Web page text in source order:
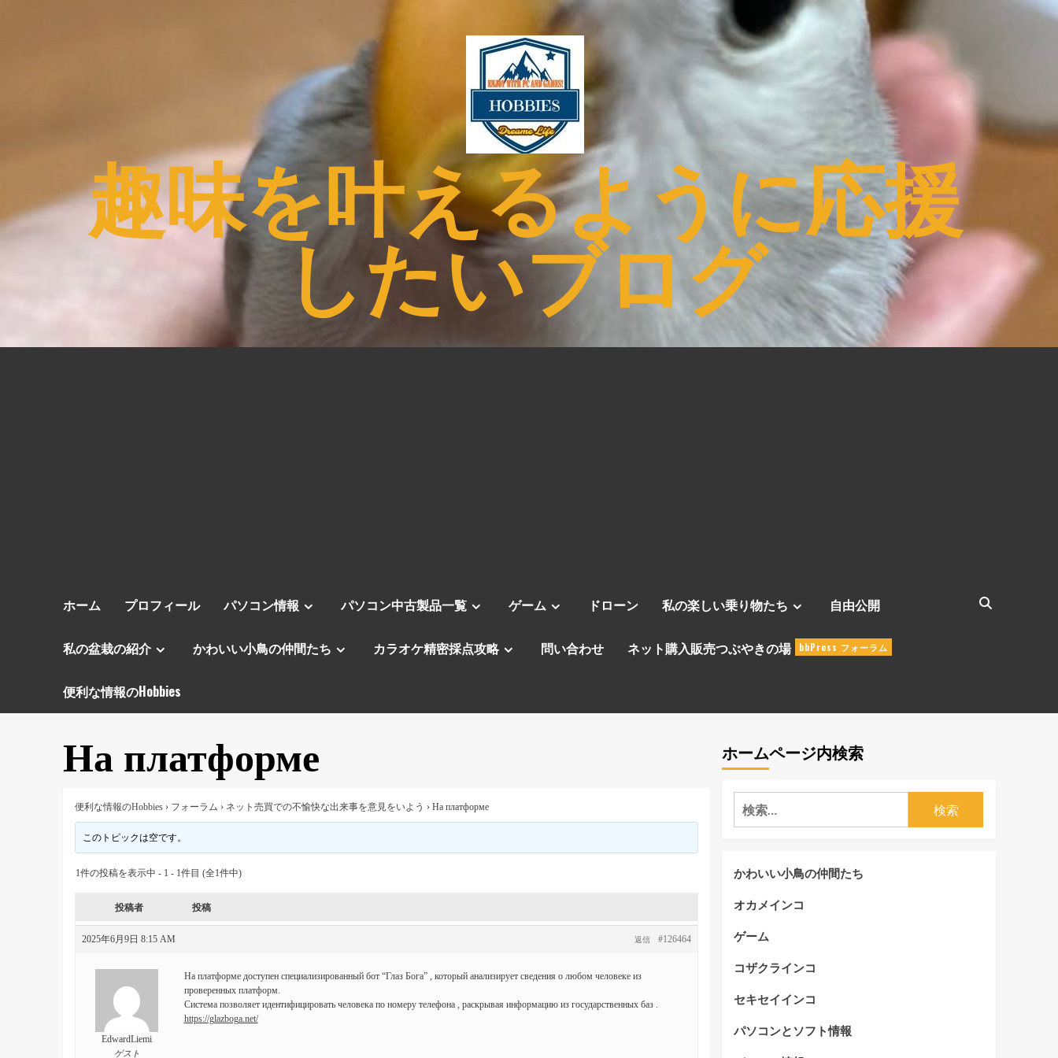
趣味を叶えるように応援
したいブログ
ホーム プロフィール パソコン情報 パソコン中古製品一覧 ゲーム ドローン 私の楽しい乗り物たち 自由公開
私の盆栽の紹介 かわいい小鳥の仲間たち カラオケ精密採点攻略 問い合わせ ネット購入販売つぶやきの場 bbPress フォーラム
便利な情報のHobbies
На платформе
便利な情報のHobbies › フォーラム › ネット売買での不愉快な出来事を意見をいよう › На платформе
このトピックは空です。
1件の投稿を表示中 - 1 - 1件目 (全1件中)
投稿者 投稿
2025年6月9日 8:15 AM #126464
返信
EdwardLiemi
ゲスト
На платформе доступен специализированный бот “Глаз Бога” , который анализирует сведения о любом человеке из
проверенных платформ.
Система позволяет идентифицировать человека по номеру телефона , раскрывая информацию из государственных баз .
https://glazboga.net/
ホームページ内検索
検
索:
かわいい小鳥の仲間たち
オカメインコ
ゲーム
コザクラインコ
セキセイインコ
パソコンとソフト情報